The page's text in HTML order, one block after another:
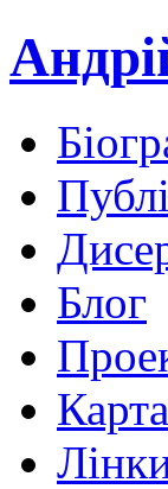
Блог
Карта